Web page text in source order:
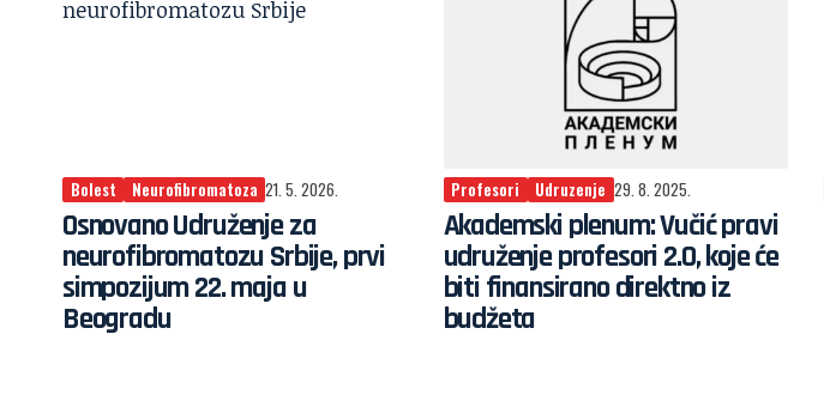
Bolest Neurofibromatoza 21. 5. 2026.
Osnovano Udruženje za
neurofibromatozu Srbije, prvi
simpozijum 22. maja u
Beogradu
Profesori Udruzenje 29. 8. 2025.
Akademski plenum: Vučić pravi
udruženje profesori 2.0, koje će
biti finansirano direktno iz
budžeta